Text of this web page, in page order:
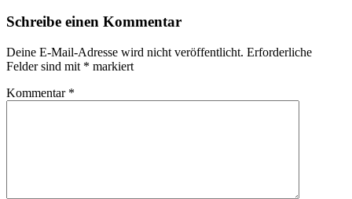
Schreibe einen Kommentar
Deine E-Mail-Adresse wird nicht veröffentlicht. Erforderliche
Felder sind mit * markiert
Kommentar *